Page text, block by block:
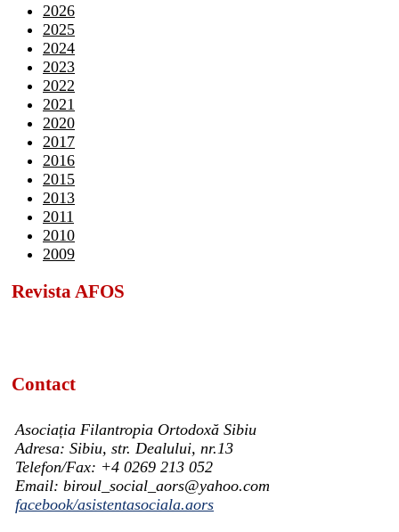
2026
2025
2024
2023
2022
2021
2020
2017
2016
2015
2013
2011
2010
2009
Revista AFOS
Contact
Asociația Filantropia Ortodoxă Sibiu
Adresa: Sibiu, str. Dealului, nr.13
Telefon/Fax: +4 0269 213 052
Email: biroul_social_aors@yahoo.com
facebook/asistentasociala.aors